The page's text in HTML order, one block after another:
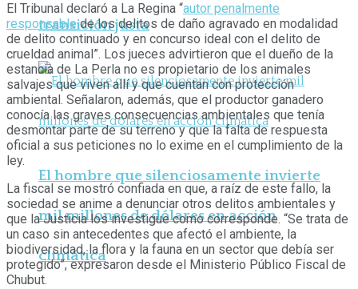
transición justa
El hombre que silenciosamente invierte
mil millones de dólares en acción
climática
El Tribunal declaró a La Regina “autor penalmente
responsablede los delitos de daño agravado en modalidad
de delito continuado y en concurso ideal con el delito de
crueldad animal”. Los jueces advirtieron que el dueño de la
estancia de La Perla no es propietario de los animales
salvajes que viven allí y que cuentan con protección
ambiental. Señalaron, además, que el productor ganadero
conocía las graves consecuencias ambientales que tenía
desmontar parte de su terreno y que la falta de respuesta
oficial a sus peticiones no lo exime en el cumplimiento de la
ley.
La fiscal se mostró confiada en que, a raíz de este fallo, la
sociedad se anime a denunciar otros delitos ambientales y
que la Justicia los investigue como corresponde. “Se trata de
un caso sin antecedentes que afectó el ambiente, la
biodiversidad, la flora y la fauna en un sector que debía ser
protegido”, expresaron desde el Ministerio Público Fiscal de
Chubut.